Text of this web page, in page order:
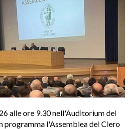
alle ore 9.30 nell'Auditorium del
programma l'Assemblea del Clero